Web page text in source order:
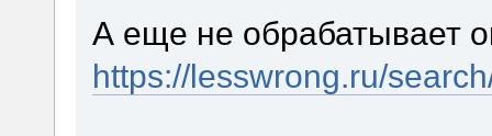
А еще не обрабатывает
https://lesswrong.ru/